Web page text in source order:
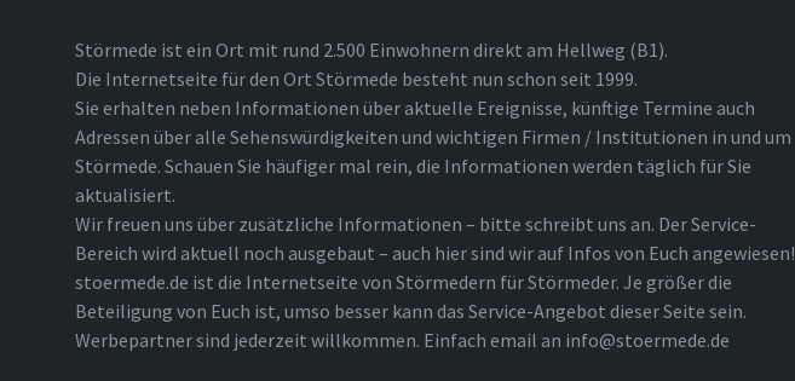
Störmede ist ein Ort mit rund 2.500 Einwohnern direkt am Hellweg (B1).
Die Internetseite für den Ort Störmede besteht nun schon seit 1999.
Sie erhalten neben Informationen über aktuelle Ereignisse, künftige Termine auch
Adressen über alle Sehenswürdigkeiten und wichtigen Firmen / Institutionen in und um
Störmede. Schauen Sie häufiger mal rein, die Informationen werden täglich für Sie
aktualisiert.
Wir freuen uns über zusätzliche Informationen – bitte schreibt uns an. Der Service-
Bereich wird aktuell noch ausgebaut – auch hier sind wir auf Infos von Euch angewiesen!
stoermede.de ist die Internetseite von Störmedern für Störmeder. Je größer die
Beteiligung von Euch ist, umso besser kann das Service-Angebot dieser Seite sein.
Werbepartner sind jederzeit willkommen. Einfach email an info@stoermede.de